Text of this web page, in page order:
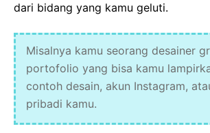
dari bidang yang kamu geluti.
Misalnya kamu seorang desainer
portofolio yang bisa kamu
contoh desain, akun Instagram,
pribadi kamu.